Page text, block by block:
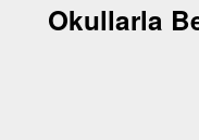
Okullarla